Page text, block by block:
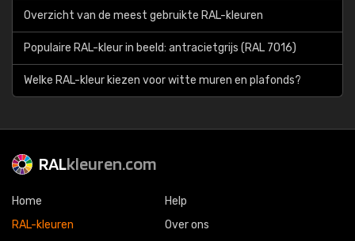
Overzicht van de meest gebruikte RAL-kleuren
Populaire RAL-kleur in beeld: antracietgrijs (RAL 7016)
Welke RAL-kleur kiezen voor witte muren en plafonds?
RALkleuren.com
Home
RAL-kleuren
Help
Over ons